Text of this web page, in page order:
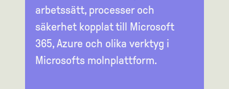
arbetssätt, processer och
säkerhet kopplat till Microsoft
365, Azure och olika verktyg i
Microsofts molnplattform.